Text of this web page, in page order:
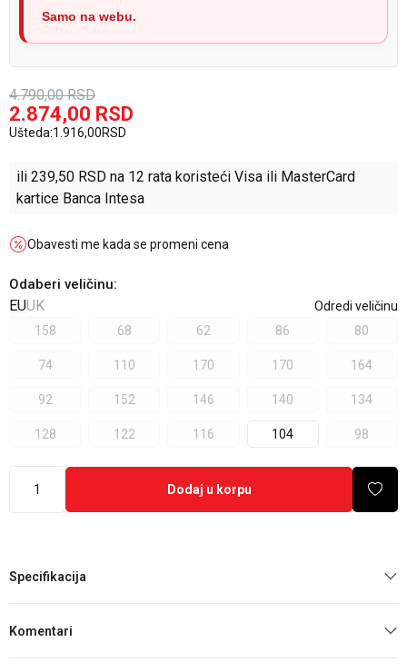
Samo na webu.
4.790,00 RSD
2.874,00 RSD
Ušteda:1.916,00RSD
ili 239,50 RSD na 12 rata koristeći Visa ili MasterCard
kartice Banca Intesa
Obavesti me kada se promeni cena
Odaberi veličinu:
EUUK
Odredi veličinu
158
68 62 86 80
74 110 170 170 164
92 152 146 140 134
128 122 116 104 98
Dodaj u korpu
Specifikacija
Komentari